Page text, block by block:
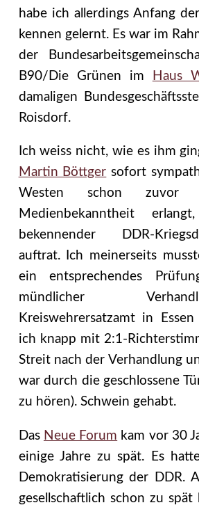
habe ich allerdings Anfang
kennen gelernt. Es war im
der
B90/Die Grünen im
Haus
damaligen
Roisdorf.
Ich weiss nicht, wie es ihm
Martin Böttger sofort
Westen schon zuvor
Medienbekanntheit
bekennender DDR-
auftrat. Ich meinerseits
ein entsprechendes
mündlicher
Kreiswehrersatzamt in
ich knapp mit 2:1-
Streit nach der Verhandlung
war durch die geschlossene
zu hören). Schwein gehabt.
Das Neue Forum kam vor 30
einige Jahre zu spät. Es
Demokratisierung der DDR.
gesellschaftlich schon zu